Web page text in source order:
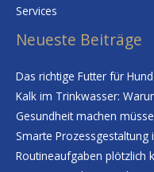
Services
Neueste Beiträge
Das richtige Futter für
Kalk im Trinkwasser:
Gesundheit machen
Smarte
Routineaufgaben plötzlich